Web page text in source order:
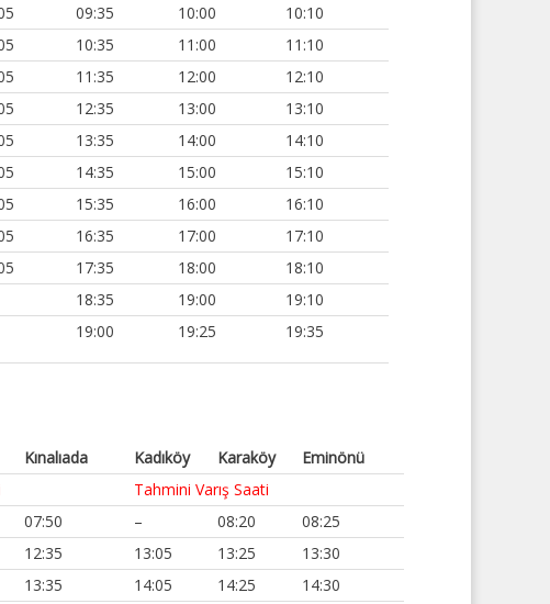
09:35 10:00
10:10
10:35 11:00
11:10
11:35 12:00
12:10
12:35 13:00
13:10
13:35 14:00
14:10
14:35 15:00
15:10
15:35 16:00
16:10
16:35 17:00
17:10
17:35 18:00
18:10
18:35 19:00
19:10
19:00 19:25 19:35
Kınalıada Kadıköy Karaköy
Eminönü
Tahmini Varış Saati
07:50 – 08:20
08:25
12:35 13:05 13:25
13:30
13:35 14:05 14:25
14:30